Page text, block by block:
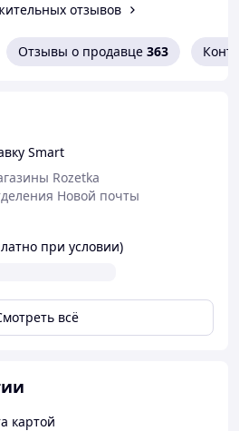
отзывов
Отзывы о продавце 363
Smart
Rozetka
Новой почты
при условии)
всё
картой